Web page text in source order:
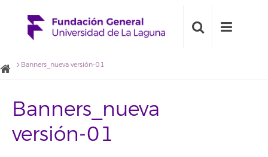
Banners_nueva versión-01
Banners_nueva
versión-01